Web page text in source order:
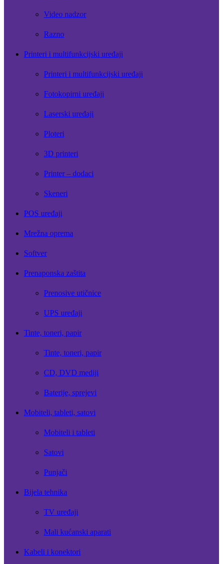
Video nadzor
Razno
Printeri i multifunkcijski uređaji
Printeri i multifunkcijski uređaji
Fotokopirni uređaji
Laserski uređaji
Ploteri
3D printeri
Printer – dodaci
Skeneri
POS uređaji
Mrežna oprema
Softver
Prenaponska zaštita
Prenosive utičnice
UPS uređaji
Tinte, toneri, papir
Tinte, toneri, papir
CD, DVD mediji
Baterije, sprejevi
Mobiteli, tableti, satovi
Mobiteli i tableti
Satovi
Punjači
Bijela tehnika
TV uređaji
Mali kućanski aparati
Kabeli i konektori